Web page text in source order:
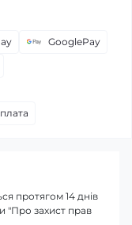
GooglePay
протягом 14 днів
"Про захист прав